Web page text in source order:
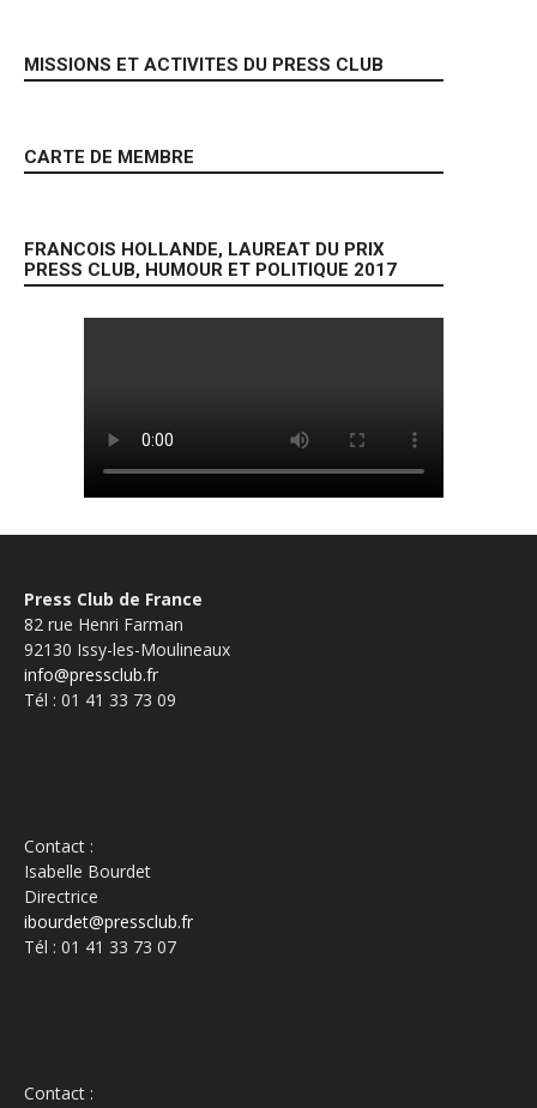
MISSIONS ET ACTIVITES DU PRESS CLUB
CARTE DE MEMBRE
FRANCOIS HOLLANDE, LAUREAT DU PRIX
PRESS CLUB, HUMOUR ET POLITIQUE 2017
Press Club de France
82 rue Henri Farman
92130 Issy-les-Moulineaux
info@pressclub.fr
Tél : 01 41 33 73 09
Contact :
Isabelle Bourdet
Directrice
ibourdet@pressclub.fr
Tél : 01 41 33 73 07
Contact :